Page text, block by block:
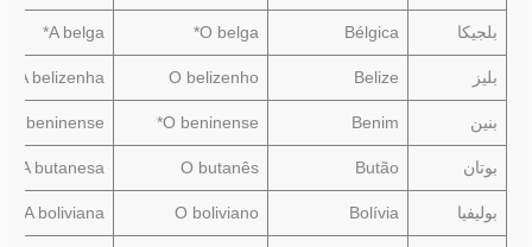
بلجيكا Bélgica
O belga*
A belga*
بليز Belize
O belizenho
A belizenha
بنين Benim
O beninense*
A beninense*
بوتان Butão
O butanês
A butanesa
بوليفيا Bolívia
O boliviano
A boliviana